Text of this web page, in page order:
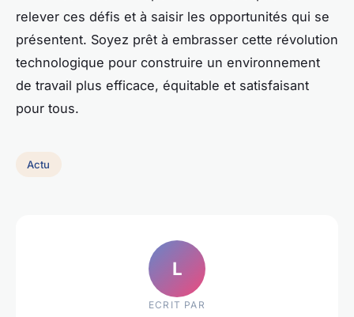
relever ces défis et à saisir les opportunités qui se
présentent. Soyez prêt à embrasser cette révolution
technologique pour construire un environnement
de travail plus efficace, équitable et satisfaisant
pour tous.
Actu
L
ECRIT PAR